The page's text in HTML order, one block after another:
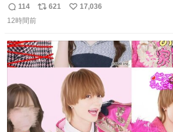
売されているのもですか？
返
信
114
リ
ト
数
621
い
数
17,036
12時間前